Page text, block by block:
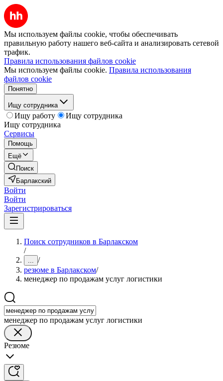
Мы используем файлы cookie, чтобы обеспечивать
правильную работу нашего веб-сайта и анализировать сетевой
трафик.
Правила использования файлов cookie
Мы используем файлы cookie. Правила использования
файлов cookie
Понятно
Ищу сотрудника
Ищу работу
Ищу сотрудника
Ищу сотрудника
Сервисы
Помощь
Ещё
Поиск
Барлакский
Войти
Войти
Зарегистрироваться
Поиск сотрудников в Барлакском
/
... /
резюме в Барлакском/
менеджер по продажам услуг логистики
менеджер по продажам услуг логистики
Резюме